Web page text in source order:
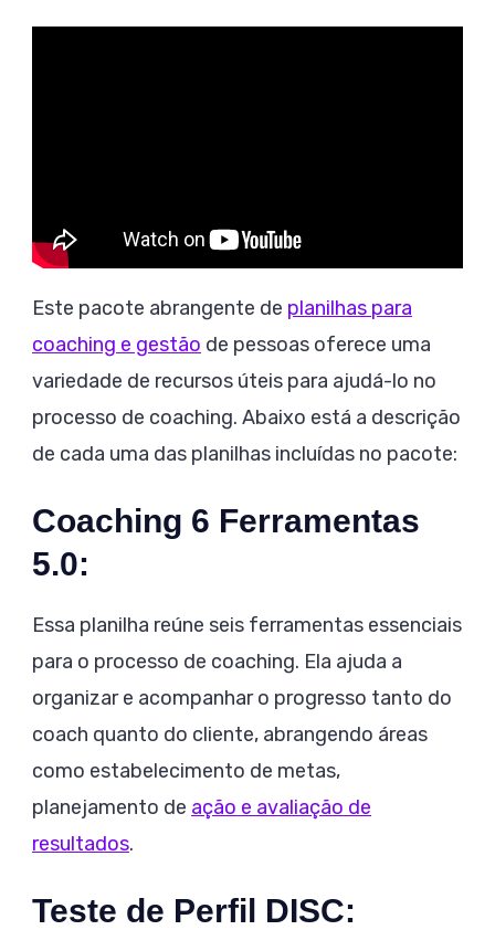
Este pacote abrangente de planilhas para
coaching e gestão de pessoas oferece uma
variedade de recursos úteis para ajudá-lo no
processo de coaching. Abaixo está a descrição
de cada uma das planilhas incluídas no pacote:
Coaching 6 Ferramentas
5.0:
Essa planilha reúne seis ferramentas essenciais
para o processo de coaching. Ela ajuda a
organizar e acompanhar o progresso tanto do
coach quanto do cliente, abrangendo áreas
como estabelecimento de metas,
planejamento de ação e avaliação de
resultados.
Teste de Perfil DISC: